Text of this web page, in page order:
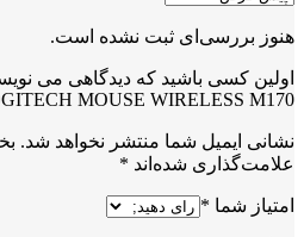
هنوز بررسی‌ای ثبت نشده است.
اولین کسی باشید که دیدگاهی می
MOUSE WIRELESS M170”
نشانی ایمیل شما منتشر نخواهد شد.
علامت‌گذاری شده‌اند *
امتیاز شما *